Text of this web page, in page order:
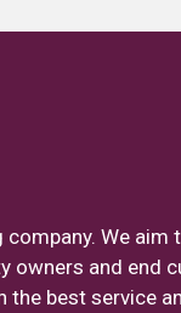
the correct zone
We aim
owners and end
the best service